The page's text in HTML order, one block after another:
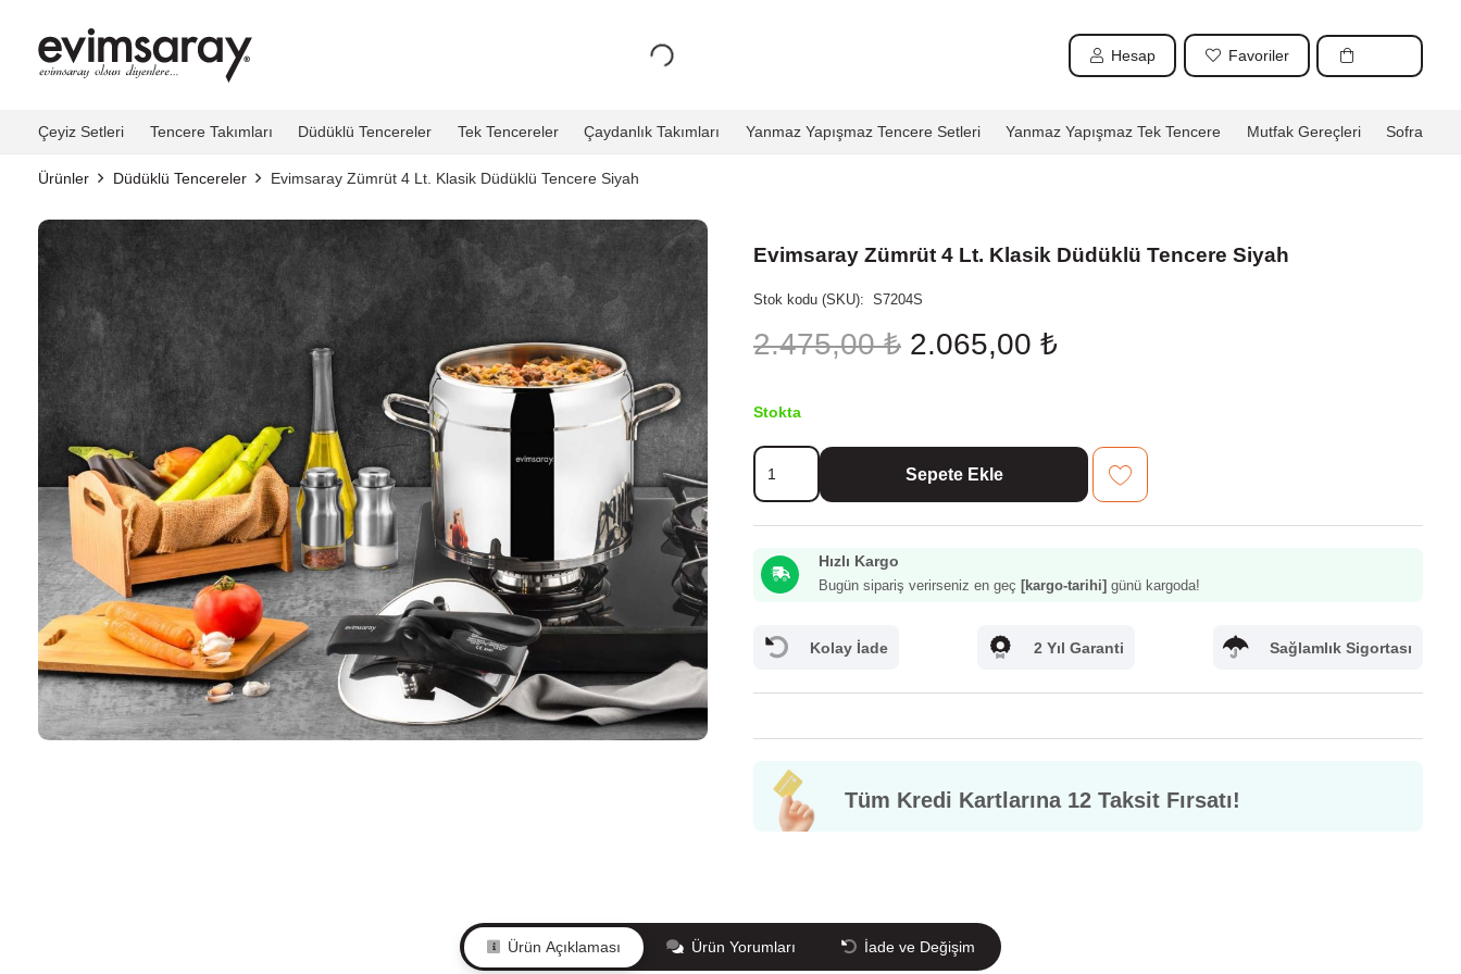
Hesap Favoriler
Çeyiz Setleri Tencere Takımları Düdüklü Tencereler Tek Tencereler Çaydanlık Takımları Yanmaz Yapışmaz Tencere Setleri Yanmaz Yapışmaz Tek Tencere Mutfak Gereçleri Sofra
Ürünler Düdüklü Tencereler Evimsaray Zümrüt 4 Lt. Klasik Düdüklü Tencere Siyah
Evimsaray Zümrüt 4 Lt. Klasik Düdüklü Tencere Siyah
Stok kodu (SKU): S7204S
2.475,00₺ Orijinal
fiyat:
2.065,00 ₺Şu
Stokta
Evimsaray
Zümrüt
4
Düdüklü
Tencere
Sepete Ekle
Hızlı Kargo
Bugün sipariş verirseniz en geç [kargo-tarihi] günü kargoda!
Kolay İade 2 Yıl Garanti Sağlamlık Sigortası
Tüm Kredi Kartlarına 12 Taksit Fırsatı!
Ürün Açıklaması Ürün Yorumları İade ve Değişim